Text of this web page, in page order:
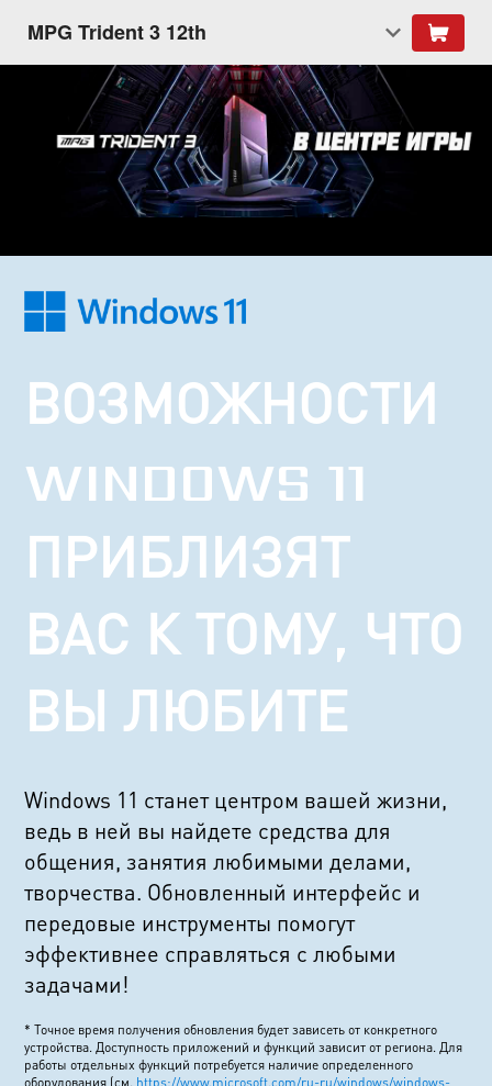
MPG Trident 3 12th
ВОЗМОЖНОСТИ
WINDOWS 11
ПРИБЛИЗЯТ
ВАС К ТОМУ, ЧТО
ВЫ ЛЮБИТЕ
Windows 11 станет центром вашей жизни,
ведь в ней вы найдете средства для
общения, занятия любимыми делами,
творчества. Обновленный интерфейс и
передовые инструменты помогут
эффективнее справляться с любыми
задачами!
* Точное время получения обновления будет зависеть от конкретного
устройства. Доступность приложений и функций зависит от региона. Для
работы отдельных функций потребуется наличие определенного
оборудования (см. https://www.microsoft.com/ru-ru/windows/windows-